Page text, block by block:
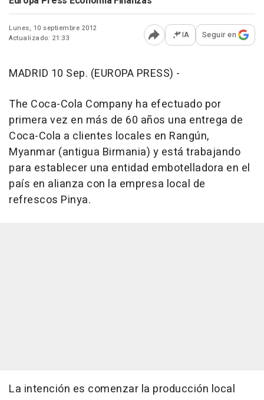
Lunes, 10 septiembre 2012
Actualizado: 21:33
Abrir opciones para
IA Seguir en
MADRID 10 Sep. (EUROPA PRESS) -
The Coca-Cola Company ha efectuado por
primera vez en más de 60 años una entrega de
Coca-Cola a clientes locales en Rangún,
Myanmar (antigua Birmania) y está trabajando
para establecer una entidad embotelladora en el
país en alianza con la empresa local de
refrescos Pinya.
La intención es comenzar la producción local